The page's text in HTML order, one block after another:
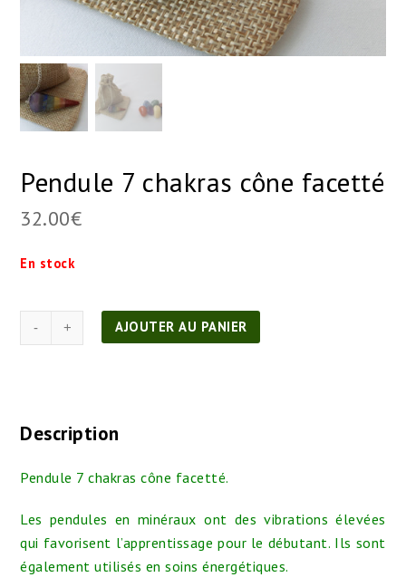
Pendule 7 chakras cône facetté
32.00€
En stock
quantité
de
cône
AJOUTER AU PANIER
Description
Pendule 7 chakras cône facetté.
Les pendules en minéraux ont des vibrations élevées
qui favorisent l’apprentissage pour le débutant. Ils sont
également utilisés en soins énergétiques.